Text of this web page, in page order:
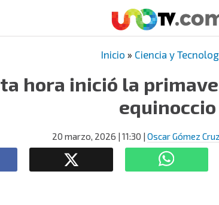
Inicio » Ciencia y
hora inició la
equinoccio
20 marzo, 2026 | 11:30 | Oscar Gómez Cruz